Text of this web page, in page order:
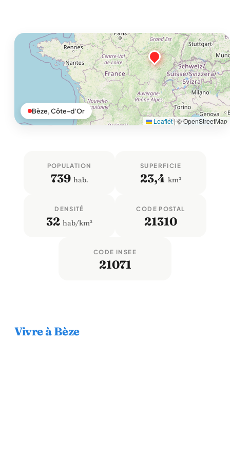
Leaflet |© OpenStreetMap
Bèze, Côte-d'Or
POPULATION
739 hab.
SUPERFICIE
23,4 km²
DENSITÉ
32 hab/km²
CODE POSTAL
21310
CODE INSEE
21071
Vivre à Bèze